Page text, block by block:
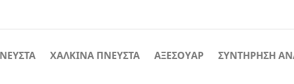
ΧΑΛΚΙΝΑ ΠΝΕΥΣΤΑ ΑΞΕΣΟΥΑΡ ΣΥΝΤΗΡΗΣΗ